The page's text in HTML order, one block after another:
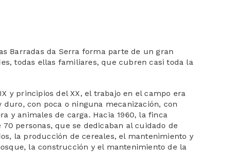
Barradas da Serra forma parte de un gran
todas ellas familiares, que cubren casi toda la
y principios del XX, el trabajo en el campo era
con poca o ninguna mecanización, con
y animales de carga. Hacia 1960, la finca
personas, que se dedicaban al cuidado de
la producción de cereales, el mantenimiento y
la construcción y el mantenimiento de la